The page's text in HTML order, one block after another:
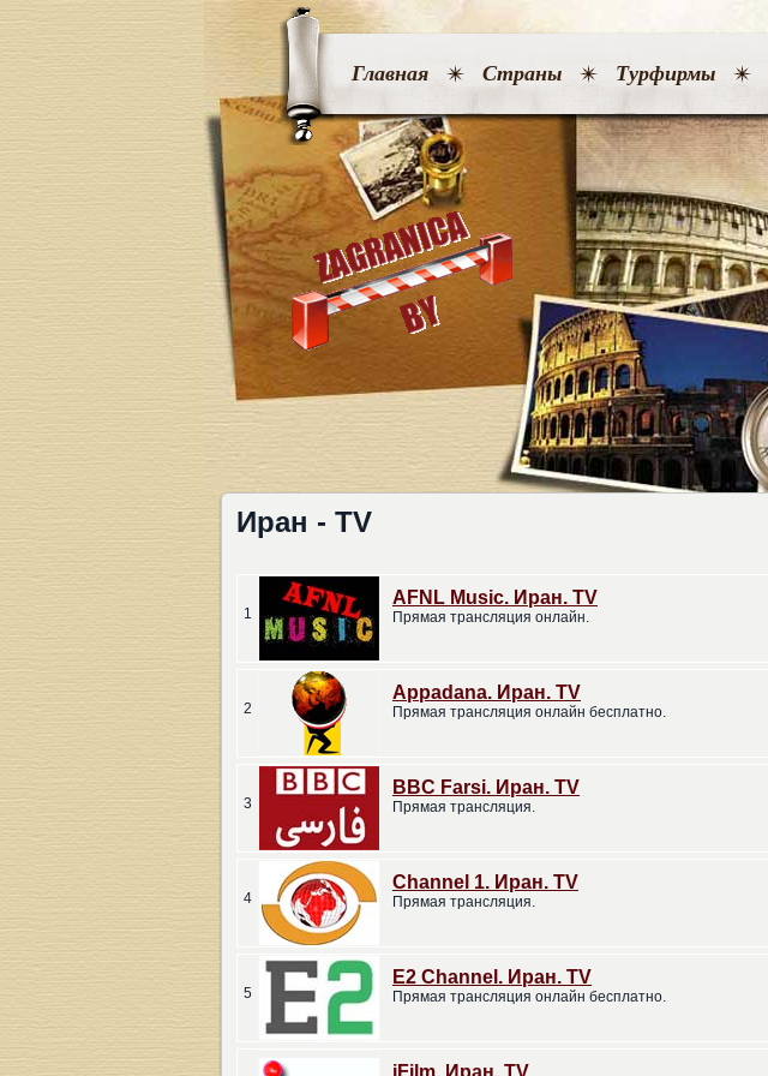
Главная Страны Турфирмы
Иран - TV
1
AFNL Music. Иран. TV
Прямая трансляция онлайн.
2
Appadana. Иран. TV
Прямая трансляция онлайн бесплатно.
3
BBC Farsi. Иран. TV
Прямая трансляция.
4
Channel 1. Иран. TV
Прямая трансляция.
5
E2 Channel. Иран. TV
Прямая трансляция онлайн бесплатно.
iFilm. Иран. TV